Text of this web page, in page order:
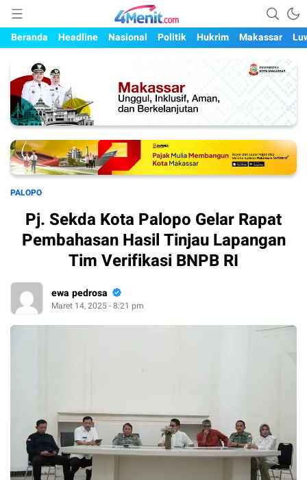
4menit.com
Mengungkap Kisah, Setiap Hari
Beranda
Headline Nasional Politik Hukrim Makassar
PALOPO
Pj. Sekda Kota Palopo Gelar Rapat
Pembahasan Hasil Tinjau Lapangan
Tim Verifikasi BNPB RI
ewa pedrosa
Maret 14, 2025 - 8:21 pm